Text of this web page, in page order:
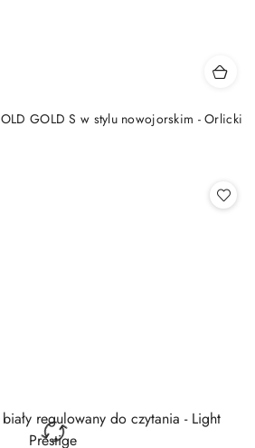
GOLD S w stylu nowojorskim - Orlicki